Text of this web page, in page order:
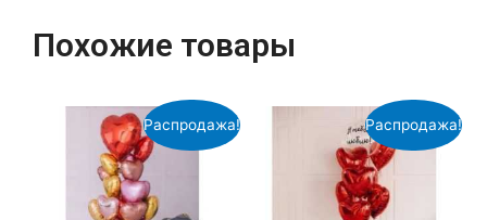
Похожие товары
Распродажа! Распродажа!